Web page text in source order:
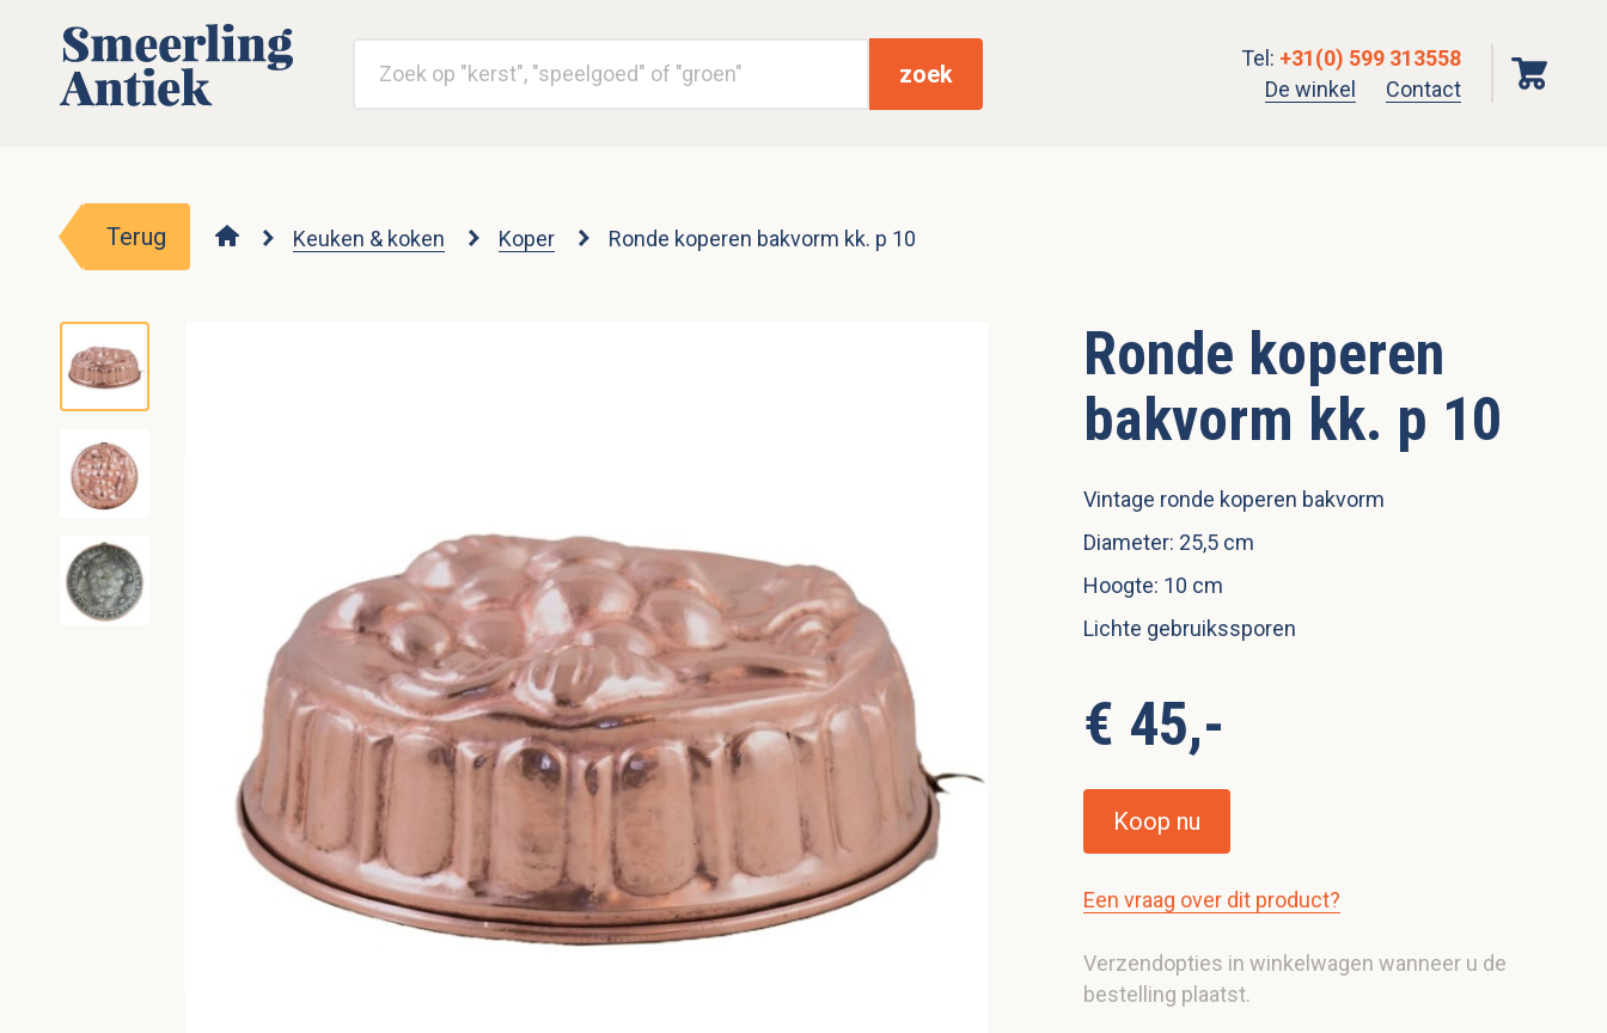
zoek
Tel: +31(0) 599 313558
De winkel
Contact
Terug Keuken & koken Koper Ronde koperen bakvorm kk. p 10
Ronde koperen
bakvorm kk. p 10
Vintage ronde koperen bakvorm
Diameter: 25,5 cm
Hoogte: 10 cm
Lichte gebruikssporen
€ 45,-
Koop nu
Een vraag over dit product?
Verzendopties in winkelwagen wanneer u de
bestelling plaatst.